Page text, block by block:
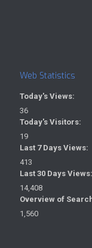
Web Statistics
Today's Views:
36
Today's Visitors:
19
Last 7 Days Views:
413
Last 30 Days Views:
14,408
Overview of
1,560